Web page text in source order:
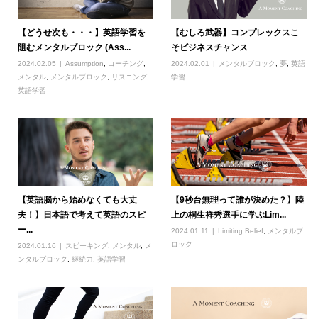
【どうせ次も・・・】英語学習を
阻むメンタルブロック (Ass...
2024.02.05 Assumption, コーチング,
メンタル, メンタルブロック , リスニング,
英語学習
【むしろ武器】コンプレックスこ
そビジネスチャンス
2024.02.01 メンタルブロック ,夢,英語
学習
【英語脳から始めなくても大丈
夫！】日本語で考えて英語のスピ
ー...
2024.01.16 スピーキング, メンタル,
メ
ンタルブロック
継続力 英語学習
【9秒台無理って誰が決めた？】陸
上の桐生祥秀選手に学ぶLim...
2024.01.11 Limiting Belief
メンタルブ
ロック